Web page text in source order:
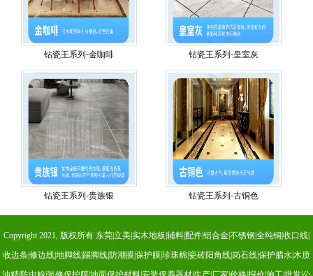
钻瓷王系列-金咖啡 钻瓷王系列-皇室灰
钻瓷王系列-贵族银 钻瓷王系列-古铜色
Copyright 2021, 版权所有 东莞|立美|实木地板|辅料|配件|铝合金|不锈钢|全纯铜|收口线|
收边条|修边线|地脚线|踢脚线|防潮膜|保护膜|珍珠棉|瓷砖阳角线|岗石线|保护腊水|木质